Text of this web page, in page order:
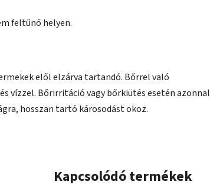
feltűnő helyen.
elől elzárva tartandó. Bőrrel való
vízzel. Bőrirritáció vagy bőrkiütés esetén azonnal
hosszan tartó károsodást okoz.
Kapcsolódó termékek